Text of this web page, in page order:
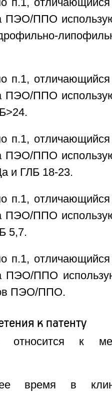
п.1, отличающийся
ПЭО/ППО
п.1, отличающийся
ПЭО/ППО
п.1, отличающийся
ПЭО/ППО
и ГЛБ 18-23.
п.1, отличающийся
ПЭО/ППО
5,7.
п.1, отличающийся
ПЭО/ППО
ПЭО/ППО.
к патенту
относится к
время в